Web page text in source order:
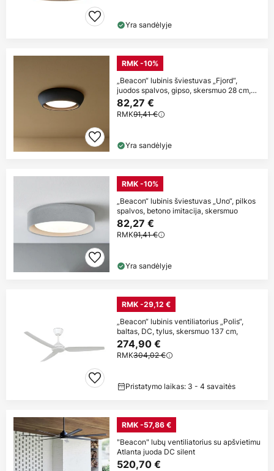
Yra sandėlyje
RMK -10%
„Beacon“ lubinis šviestuvas „Fjord“,
juodos spalvos, gipso, skersmuo 28 cm,
GX53
82,27 €
RMK91,41 €
Yra sandėlyje
RMK -10%
„Beacon“ lubinis šviestuvas „Uno“, pilkos
spalvos, betono imitacija, skersmuo
82,27 €
RMK91,41 €
Yra sandėlyje
RMK -29,12 €
„Beacon“ lubinis ventiliatorius „Polis“,
baltas, DC, tylus, skersmuo 137 cm,
274,90 €
RMK304,02 €
Pristatymo laikas: 3 - 4 savaitės
RMK -57,86 €
"Beacon" lubų ventiliatorius su apšvietimu
Atlanta juoda DC silent
520,70 €